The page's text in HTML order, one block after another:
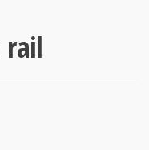
rail